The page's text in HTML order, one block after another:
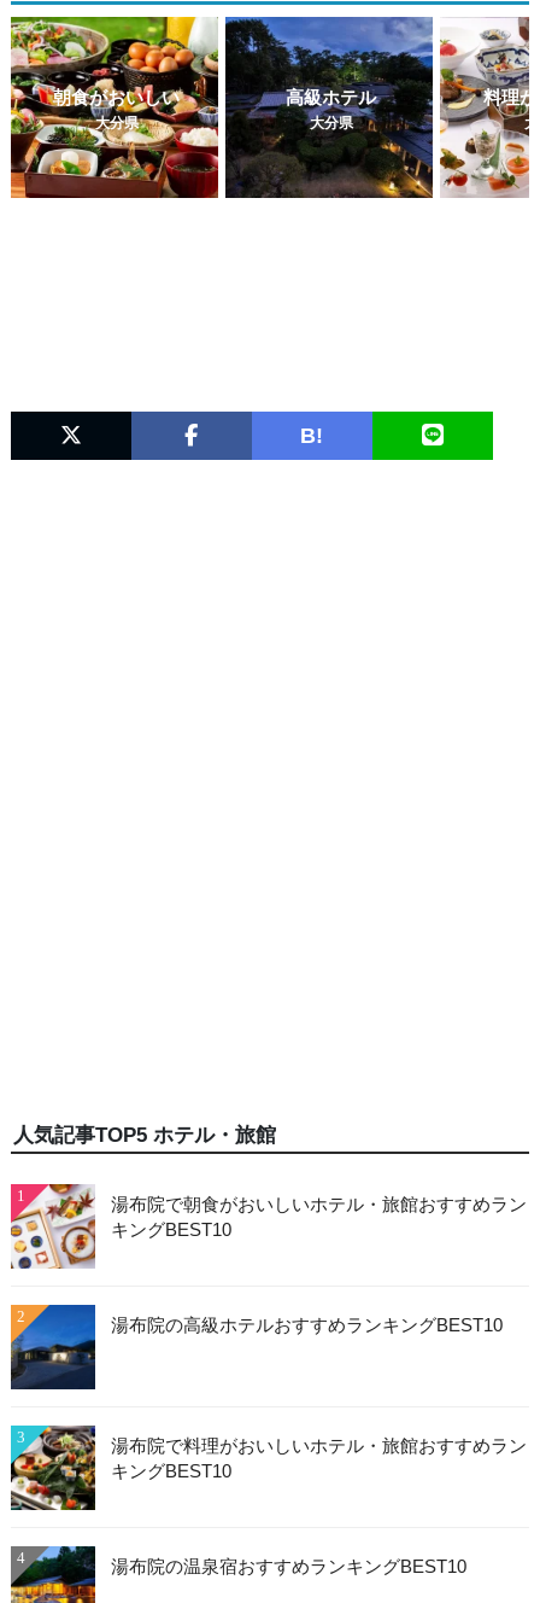
朝食がおいしい
大分県
高級ホテル
大分県
料理
B!
人気記事TOP5 ホテル・旅館
1
湯布院で朝食がおいしいホテル・旅館おすすめラン
キングBEST10
2 湯布院の高級ホテルおすすめランキングBEST10
3
湯布院で料理がおいしいホテル・旅館おすすめラン
キングBEST10
4 湯布院の温泉宿おすすめランキングBEST10